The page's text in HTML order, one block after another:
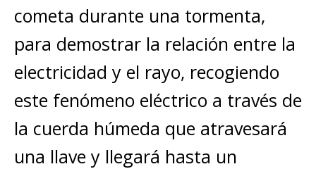
cometa durante una tormenta,
para demostrar la relación entre la
electricidad y el rayo, recogiendo
este fenómeno eléctrico a través de
la cuerda húmeda que atravesará
una llave y llegará hasta un